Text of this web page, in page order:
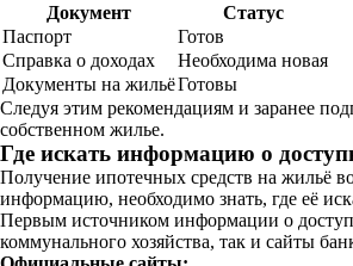
Документ
Статус
Паспорт
Готов
Справка о доходах
Необходима новая
Документы на жильёГотовы
Следуя этим рекомендациям и заранее
собственном жилье.
Где искать информацию о
Получение ипотечных средств на жильё
информацию, необходимо знать, где её
Первым источником информации о
коммунального хозяйства, так и сайты